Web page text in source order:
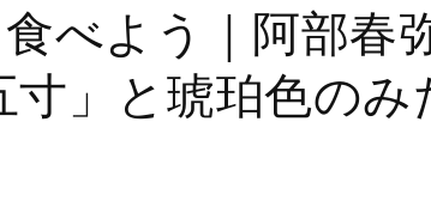
べよう｜阿部春
寸」と琥珀色のみ